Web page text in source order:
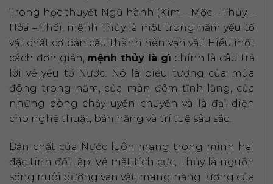
Trong học thuyết Ngũ hành (Kim – Mộc – Thủy –
Hỏa – Thổ), mệnh Thủy là một trong năm yếu tố
vật chất cơ bản cấu thành nên vạn vật. Hiểu một
cách đơn giản, mệnh thủy là gì chính là câu trả
lời về yếu tố Nước. Nó là biểu tượng của mùa
đông trong năm, của màn đêm tĩnh lặng, của
những dòng chảy uyển chuyển và là đại diện
cho nghệ thuật, bản năng và trí tuệ sâu sắc.
Bản chất của Nước luôn mang trong mình hai
đặc tính đối lập. Về mặt tích cực, Thủy là nguồn
sống nuôi dưỡng vạn vật, mang năng lượng của